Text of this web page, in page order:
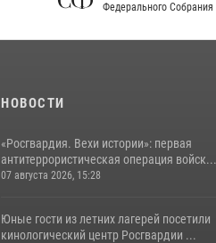
Федерального Собрания РФ
НОВОСТИ
«Росгвардия. Вехи истории»: первая
антитеррористическая операция войск...
07 августа 2026, 15:28
Юные гости из летних лагерей посетили
кинологический центр Росгвардии ...